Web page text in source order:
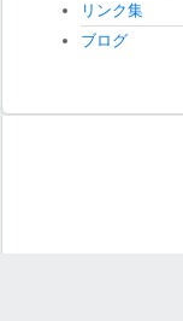
リンク集
ブログ